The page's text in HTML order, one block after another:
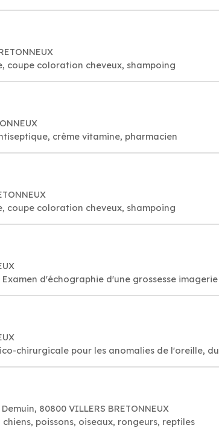
coupe coloration cheveux, shampoing
crème vitamine, pharmacien
coupe coloration cheveux, shampoing
d'échographie d'une grossesse imagerie
chirurgicale pour les anomalies de l'oreille, du
80800 VILLERS BRETONNEUX
poissons, oiseaux, rongeurs, reptiles